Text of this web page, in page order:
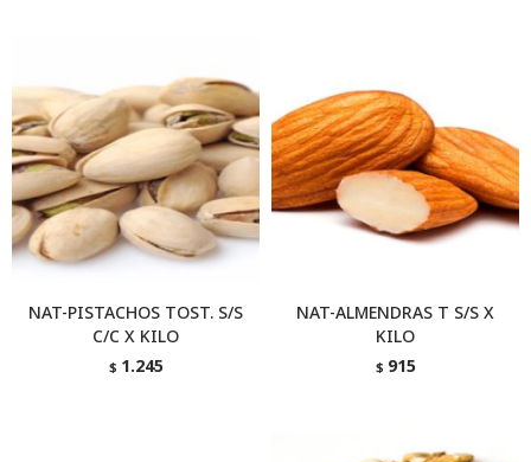
NAT-PISTACHOS TOST. S/S
C/C X KILO
$ 1.245
NAT-ALMENDRAS T S/S X
KILO
$ 915